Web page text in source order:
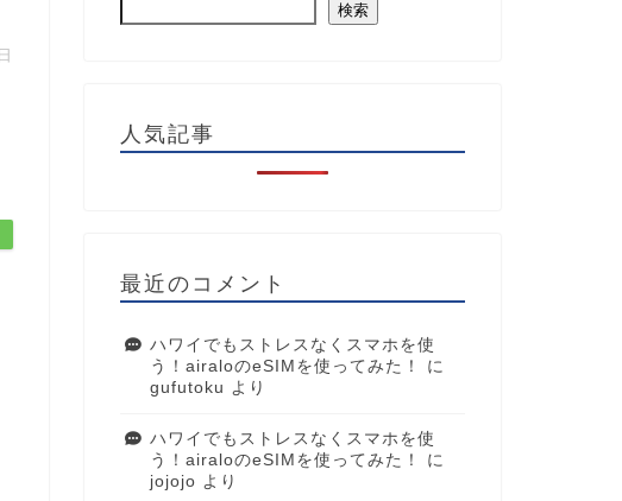
検索
人気記事
最近のコメント
ハワイでもストレスなくスマホを使
う！airaloのeSIMを使ってみた！
に
gufutoku より
ハワイでもストレスなくスマホを使
う！airaloのeSIMを使ってみた！
に
jojojo より